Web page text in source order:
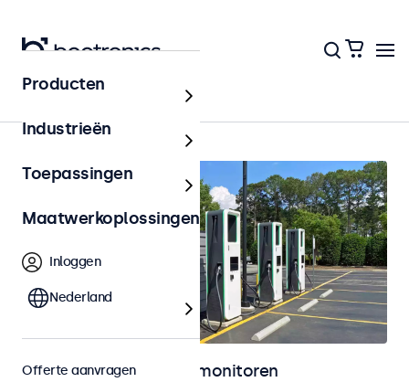
Home
Outdoor touchscreen monitoren
Producten
Industrieën
Toepassingen
Maatwerkoplossingen
Inloggen
Nederland
Offerte aanvragen